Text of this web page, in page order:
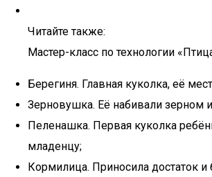
Читайте также:
Мастер-класс по технологии
Берегиня. Главная куколка, её
Зерновушка. Её набивали зерном
Пеленашка. Первая куколка
младенцу;
Кормилица. Приносила достаток и